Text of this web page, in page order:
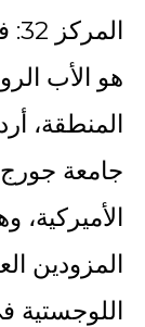
المركز 32: فادي غندور
هو الأب
المنطقة،
جامعة
المزودين